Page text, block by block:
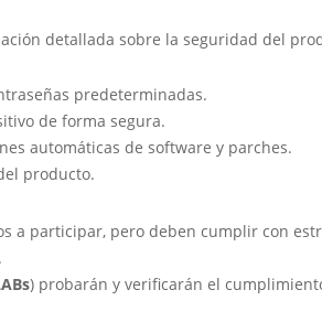
detallada sobre la seguridad del
predeterminadas.
de forma segura.
automáticas de software y parches.
producto.
a participar, pero deben cumplir con
) probarán y verificarán el